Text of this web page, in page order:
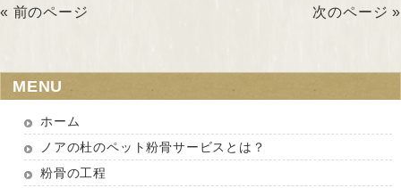
« 前のページ 次のページ »
MENU
ホーム
ノアの杜のペット粉骨サービスとは？
粉骨の工程